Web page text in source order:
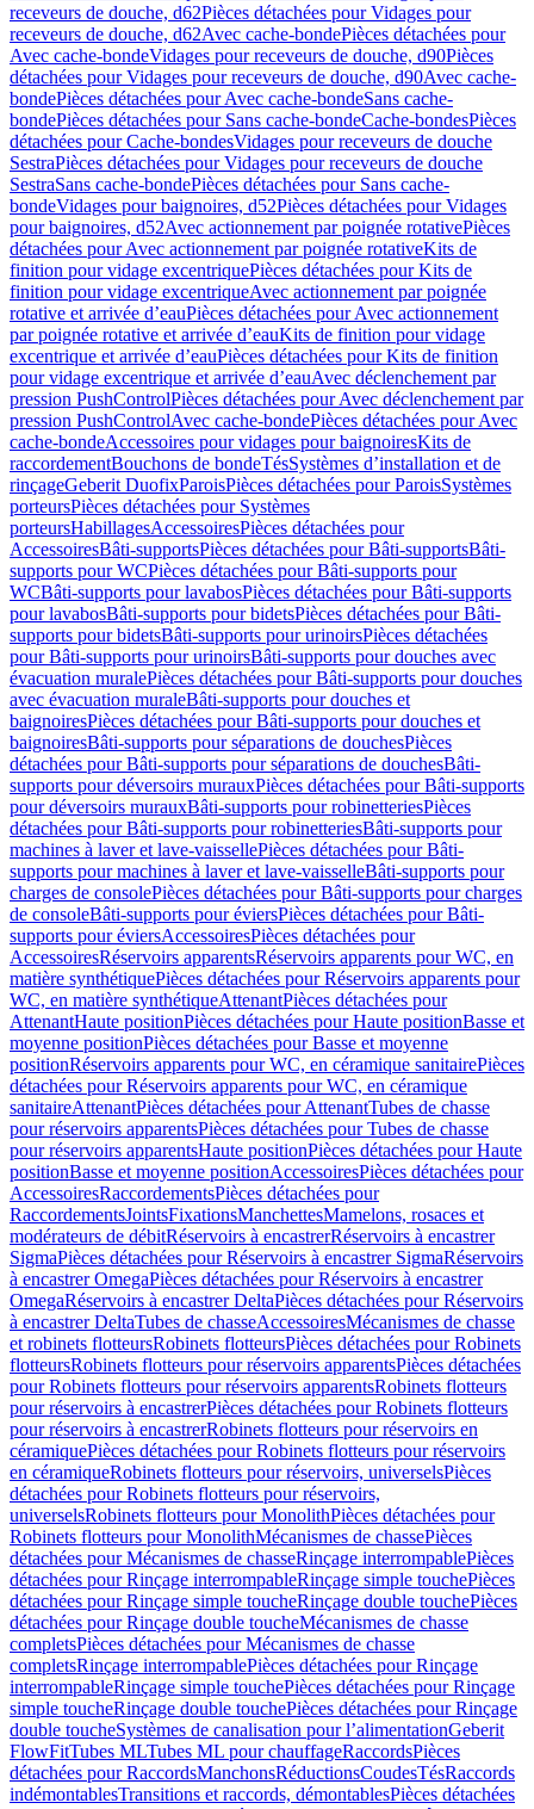
receveurs de douche, d62Pièces détachées pour Vidages pour
receveurs de douche, d62Avec cache-bondePièces détachées pour
Avec cache-bondeVidages pour receveurs de douche, d90Pièces
détachées pour Vidages pour receveurs de douche, d90Avec cache-
bondePièces détachées pour Avec cache-bondeSans cache-
bondePièces détachées pour Sans cache-bondeCache-bondesPièces
détachées pour Cache-bondesVidages pour receveurs de douche
SestraPièces détachées pour Vidages pour receveurs de douche
SestraSans cache-bondePièces détachées pour Sans cache-
bondeVidages pour baignoires, d52Pièces détachées pour Vidages
pour baignoires, d52Avec actionnement par poignée rotativePièces
détachées pour Avec actionnement par poignée rotativeKits de
finition pour vidage excentriquePièces détachées pour Kits de
finition pour vidage excentriqueAvec actionnement par poignée
rotative et arrivée d’eauPièces détachées pour Avec actionnement
par poignée rotative et arrivée d’eauKits de finition pour vidage
excentrique et arrivée d’eauPièces détachées pour Kits de finition
pour vidage excentrique et arrivée d’eauAvec déclenchement par
pression PushControlPièces détachées pour Avec déclenchement par
pression PushControlAvec cache-bondePièces détachées pour Avec
cache-bondeAccessoires pour vidages pour baignoiresKits de
raccordementBouchons de bondeTésSystèmes d’installation et de
rinçageGeberit DuofixParoisPièces détachées pour ParoisSystèmes
porteursPièces détachées pour Systèmes
porteursHabillagesAccessoiresPièces détachées pour
AccessoiresBâti-supportsPièces détachées pour Bâti-supportsBâti-
supports pour WCPièces détachées pour Bâti-supports pour
WCBâti-supports pour lavabosPièces détachées pour Bâti-supports
pour lavabosBâti-supports pour bidetsPièces détachées pour Bâti-
supports pour bidetsBâti-supports pour urinoirsPièces détachées
pour Bâti-supports pour urinoirsBâti-supports pour douches avec
évacuation muralePièces détachées pour Bâti-supports pour douches
avec évacuation muraleBâti-supports pour douches et
baignoiresPièces détachées pour Bâti-supports pour douches et
baignoiresBâti-supports pour séparations de douchesPièces
détachées pour Bâti-supports pour séparations de douchesBâti-
supports pour déversoirs murauxPièces détachées pour Bâti-supports
pour déversoirs murauxBâti-supports pour robinetteriesPièces
détachées pour Bâti-supports pour robinetteriesBâti-supports pour
machines à laver et lave-vaissellePièces détachées pour Bâti-
supports pour machines à laver et lave-vaisselleBâti-supports pour
charges de consolePièces détachées pour Bâti-supports pour charges
de consoleBâti-supports pour éviersPièces détachées pour Bâti-
supports pour éviersAccessoiresPièces détachées pour
AccessoiresRéservoirs apparentsRéservoirs apparents pour WC, en
matière synthétiquePièces détachées pour Réservoirs apparents pour
WC, en matière synthétiqueAttenantPièces détachées pour
AttenantHaute positionPièces détachées pour Haute positionBasse et
moyenne positionPièces détachées pour Basse et moyenne
positionRéservoirs apparents pour WC, en céramique sanitairePièces
détachées pour Réservoirs apparents pour WC, en céramique
sanitaireAttenantPièces détachées pour AttenantTubes de chasse
pour réservoirs apparentsPièces détachées pour Tubes de chasse
pour réservoirs apparentsHaute positionPièces détachées pour Haute
positionBasse et moyenne positionAccessoiresPièces détachées pour
AccessoiresRaccordementsPièces détachées pour
RaccordementsJointsFixationsManchettesMamelons, rosaces et
modérateurs de débitRéservoirs à encastrerRéservoirs à encastrer
SigmaPièces détachées pour Réservoirs à encastrer SigmaRéservoirs
à encastrer OmegaPièces détachées pour Réservoirs à encastrer
OmegaRéservoirs à encastrer DeltaPièces détachées pour Réservoirs
à encastrer DeltaTubes de chasseAccessoiresMécanismes de chasse
et robinets flotteursRobinets flotteursPièces détachées pour Robinets
flotteursRobinets flotteurs pour réservoirs apparentsPièces détachées
pour Robinets flotteurs pour réservoirs apparentsRobinets flotteurs
pour réservoirs à encastrerPièces détachées pour Robinets flotteurs
pour réservoirs à encastrerRobinets flotteurs pour réservoirs en
céramiquePièces détachées pour Robinets flotteurs pour réservoirs
en céramiqueRobinets flotteurs pour réservoirs, universelsPièces
détachées pour Robinets flotteurs pour réservoirs,
universelsRobinets flotteurs pour MonolithPièces détachées pour
Robinets flotteurs pour MonolithMécanismes de chassePièces
détachées pour Mécanismes de chasseRinçage interrompablePièces
détachées pour Rinçage interrompableRinçage simple touchePièces
détachées pour Rinçage simple toucheRinçage double touchePièces
détachées pour Rinçage double toucheMécanismes de chasse
completsPièces détachées pour Mécanismes de chasse
completsRinçage interrompablePièces détachées pour Rinçage
interrompableRinçage simple touchePièces détachées pour Rinçage
simple toucheRinçage double touchePièces détachées pour Rinçage
double toucheSystèmes de canalisation pour l’alimentationGeberit
FlowFitTubes MLTubes ML pour chauffageRaccordsPièces
détachées pour RaccordsManchonsRéductionsCoudesTésRaccords
indémontablesTransitions et raccords, démontablesPièces détachées